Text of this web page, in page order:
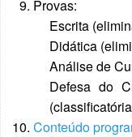
Provas:
Escrita
Didática
Análise de
Defesa do
Conteúdo